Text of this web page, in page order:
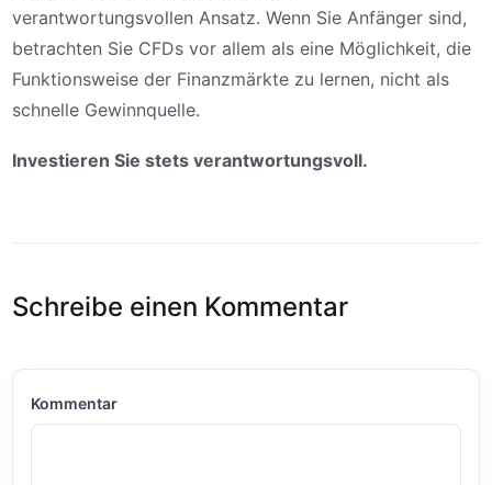
verantwortungsvollen Ansatz. Wenn Sie Anfänger sind,
betrachten Sie CFDs vor allem als eine Möglichkeit, die
Funktionsweise der Finanzmärkte zu lernen, nicht als
schnelle Gewinnquelle.
Investieren Sie stets verantwortungsvoll.
Schreibe einen Kommentar
Kommentar